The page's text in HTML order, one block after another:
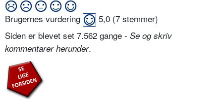
Brugernes vurdering 5,0 (7 stemmer)
Siden er blevet set 7.562 gange - Se og skriv
kommentarer herunder.